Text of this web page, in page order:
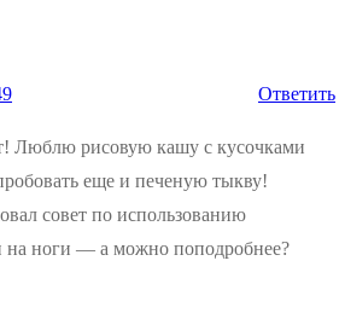
Ответить
Люблю рисовую кашу с кусочками
еще и печеную тыкву!
совет по использованию
на ноги — а можно поподробнее?